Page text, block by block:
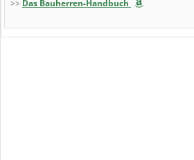
>> Das Bauherren-Handbuch